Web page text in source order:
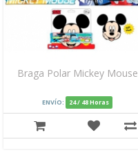
Braga Polar Mickey Mouse
ENVÍO: 24 / 48 Horas